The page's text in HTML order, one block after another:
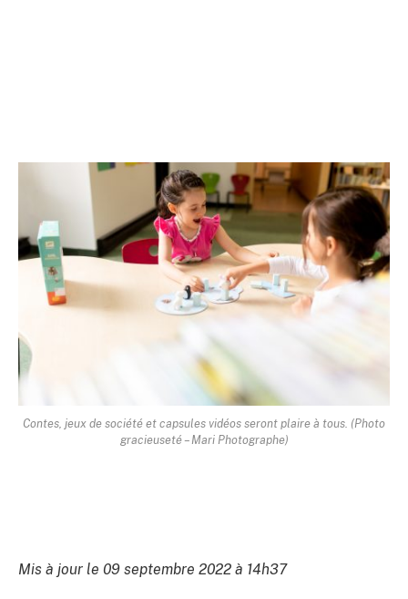
Contes, jeux de société et capsules vidéos seront plaire à tous. (Photo
gracieuseté – Mari Photographe)
Mis à jour le 09 septembre 2022 à 14h37